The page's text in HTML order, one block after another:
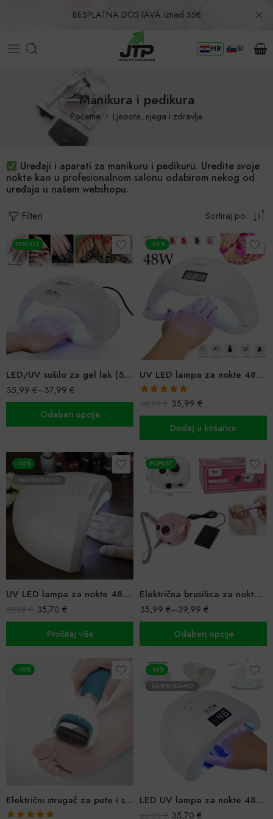
BESPLATNA DOSTAVA iznad 55€
Povrat u roku od 30 dana! HR SI
Manikura i pedikura
Početna Ljepota, njega i zdravlje
Uređaji i aparati za manikuru i pedikuru. Uredite svoje
nokte kao u profesionalnom salonu odabirom nekog od
uređaja u našem webshopu.
Filteri
Sortiraj po:
POPUST
LED/UV sušilo za gel lak (54W i 80W)
35,99 €–37,99 €
Odaberi opcije
-28%
UV LED lampa za nokte 48 W Power SUN5
Ocijenjeno
5.00od 5
49,99€ 35,99 €
Dodaj u košaricu
-40%
RASPRODANO
UV LED lampa za nokte 48W SUN one
59,59€ 35,70 €
Pročitaj više
POPUST
Električna brusilica za nokte & set za manikuru i pedikuru
35,99 €–39,99 €
Odaberi opcije
-40%
Električni strugač za pete i stopala
-46%
RASPRODANO
LED UV lampa za nokte 48W SUN1
66,23€ 35,70 €